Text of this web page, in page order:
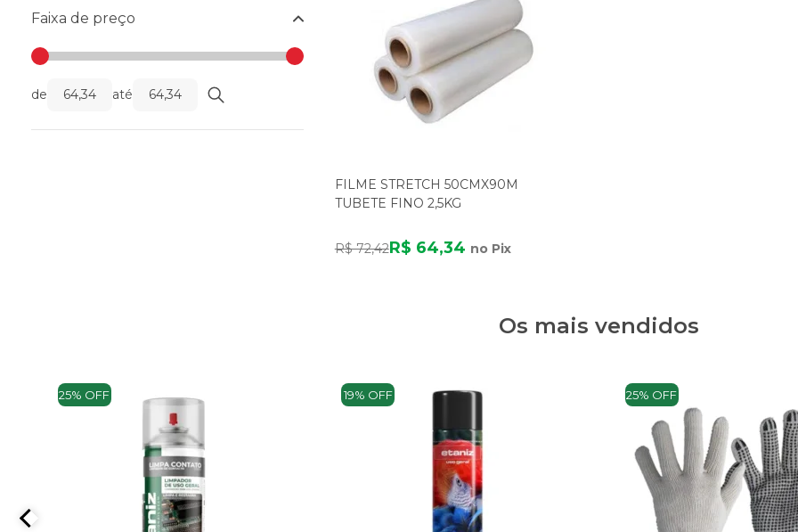
Faixa de preço
de até
FILME STRETCH 50CMX90M
TUBETE FINO 2,5KG
R$ 72,42R$ 64,34 no Pix
Os mais vendidos
25% OFF 19% OFF 25% OFF